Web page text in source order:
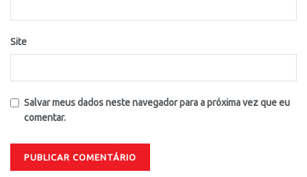
Site
Salvar meus dados neste navegador para a próxima vez que eu
comentar.